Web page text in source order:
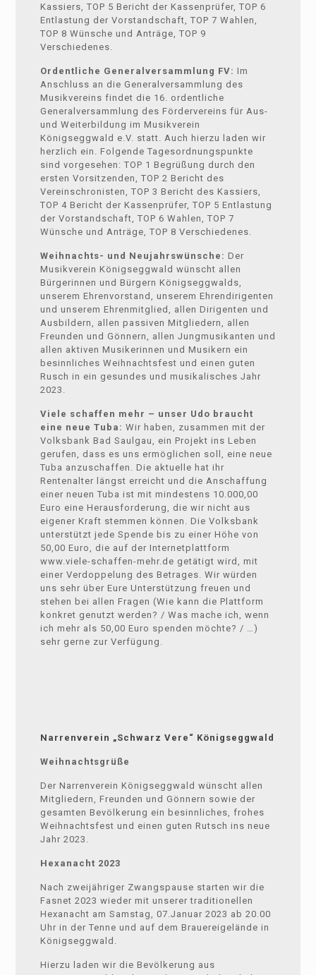
Kassiers, TOP 5 Bericht der Kassenprüfer, TOP 6
Entlastung der Vorstandschaft, TOP 7 Wahlen,
TOP 8 Wünsche und Anträge, TOP 9
Verschiedenes.
Ordentliche Generalversammlung FV: Im
Anschluss an die Generalversammlung des
Musikvereins findet die 16. ordentliche
Generalversammlung des Fördervereins für Aus-
und Weiterbildung im Musikverein
Königseggwald e.V. statt. Auch hierzu laden wir
herzlich ein. Folgende Tagesordnungspunkte
sind vorgesehen: TOP 1 Begrüßung durch den
ersten Vorsitzenden, TOP 2 Bericht des
Vereinschronisten, TOP 3 Bericht des Kassiers,
TOP 4 Bericht der Kassenprüfer, TOP 5 Entlastung
der Vorstandschaft, TOP 6 Wahlen, TOP 7
Wünsche und Anträge, TOP 8 Verschiedenes.
Weihnachts- und Neujahrswünsche: Der
Musikverein Königseggwald wünscht allen
Bürgerinnen und Bürgern Königseggwalds,
unserem Ehrenvorstand, unserem Ehrendirigenten
und unserem Ehrenmitglied, allen Dirigenten und
Ausbildern, allen passiven Mitgliedern, allen
Freunden und Gönnern, allen Jungmusikanten und
allen aktiven Musikerinnen und Musikern ein
besinnliches Weihnachtsfest und einen guten
Rusch in ein gesundes und musikalisches Jahr
2023.
Viele schaffen mehr – unser Udo braucht
eine neue Tuba: Wir haben, zusammen mit der
Volksbank Bad Saulgau, ein Projekt ins Leben
gerufen, dass es uns ermöglichen soll, eine neue
Tuba anzuschaffen. Die aktuelle hat ihr
Rentenalter längst erreicht und die Anschaffung
einer neuen Tuba ist mit mindestens 10.000,00
Euro eine Herausforderung, die wir nicht aus
eigener Kraft stemmen können. Die Volksbank
unterstützt jede Spende bis zu einer Höhe von
50,00 Euro, die auf der Internetplattform
www.viele-schaffen-mehr.de getätigt wird, mit
einer Verdoppelung des Betrages. Wir würden
uns sehr über Eure Unterstützung freuen und
stehen bei allen Fragen (Wie kann die Plattform
konkret genutzt werden? / Was mache ich, wenn
ich mehr als 50,00 Euro spenden möchte? / …)
sehr gerne zur Verfügung.
Narrenverein „Schwarz Vere“ Königseggwald
Weihnachtsgrüße
Der Narrenverein Königseggwald wünscht allen
Mitgliedern, Freunden und Gönnern sowie der
gesamten Bevölkerung ein besinnliches, frohes
Weihnachtsfest und einen guten Rutsch ins neue
Jahr 2023.
Hexanacht 2023
Nach zweijähriger Zwangspause starten wir die
Fasnet 2023 wieder mit unserer traditionellen
Hexanacht am Samstag, 07.Januar 2023 ab 20.00
Uhr in der Tenne und auf dem Brauereigelände in
Königseggwald.
Hierzu laden wir die Bevölkerung aus